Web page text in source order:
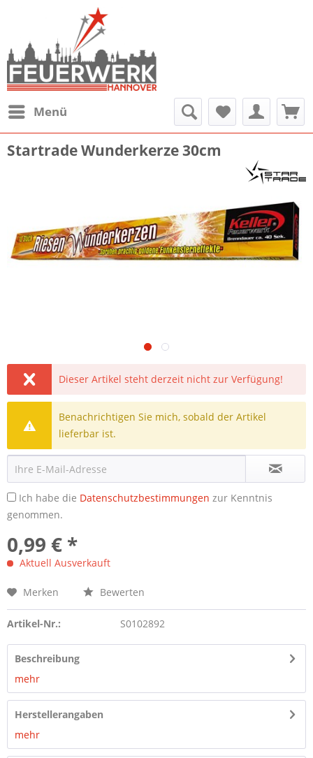
Menü
Startrade Wunderkerze 30cm
Dieser Artikel steht derzeit nicht zur Verfügung!
Benachrichtigen Sie mich, sobald der Artikel
lieferbar ist.
Ich habe die Datenschutzbestimmungen zur Kenntnis
genommen.
0,99 € *
Aktuell Ausverkauft
Merken Bewerten
Artikel-Nr.: S0102892
Beschreibung
mehr
Herstellerangaben
mehr